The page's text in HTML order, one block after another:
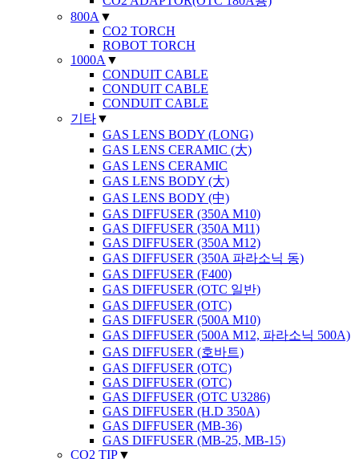
800A ▼
CO2 TORCH
ROBOT TORCH
1000A ▼
CONDUIT CABLE
CONDUIT CABLE
CONDUIT CABLE
기타▼
GAS LENS BODY (LONG)
GAS LENS CERAMIC (大)
GAS LENS CERAMIC
GAS LENS BODY (大)
GAS LENS BODY (中)
GAS DIFFUSER (350A M10)
GAS DIFFUSER (350A M11)
GAS DIFFUSER (350A M12)
GAS DIFFUSER (350A 파라소닉 동)
GAS DIFFUSER (F400)
GAS DIFFUSER (OTC 일반)
GAS DIFFUSER (OTC)
GAS DIFFUSER (500A M10)
GAS DIFFUSER (500A M12, 파라소닉 500A)
GAS DIFFUSER (호바트)
GAS DIFFUSER (OTC)
GAS DIFFUSER (OTC)
GAS DIFFUSER (OTC U3286)
GAS DIFFUSER (H.D 350A)
GAS DIFFUSER (MB-36)
GAS DIFFUSER (MB-25, MB-15)
CO2 TIP▼